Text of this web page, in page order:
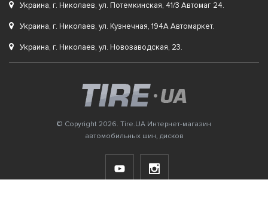
Украина, г. Николаев, ул. Потемкинская, 41/3 Автомаг 24.
Украина, г. Николаев, ул. Кузнечная, 194А Автомаркет.
Украина, г. Николаев, ул. Новозаводская, 23.
© Copyright 2026. Tire.UA Интернет-магазин
автомобильных шин, дисков